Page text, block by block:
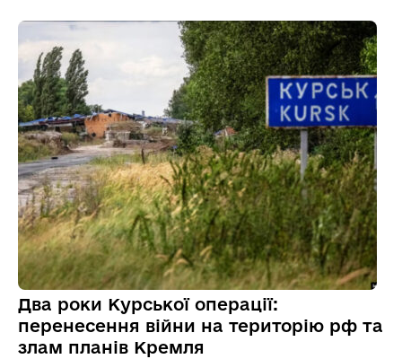
Два роки Курської операції:
перенесення війни на територію рф та
злам планів Кремля